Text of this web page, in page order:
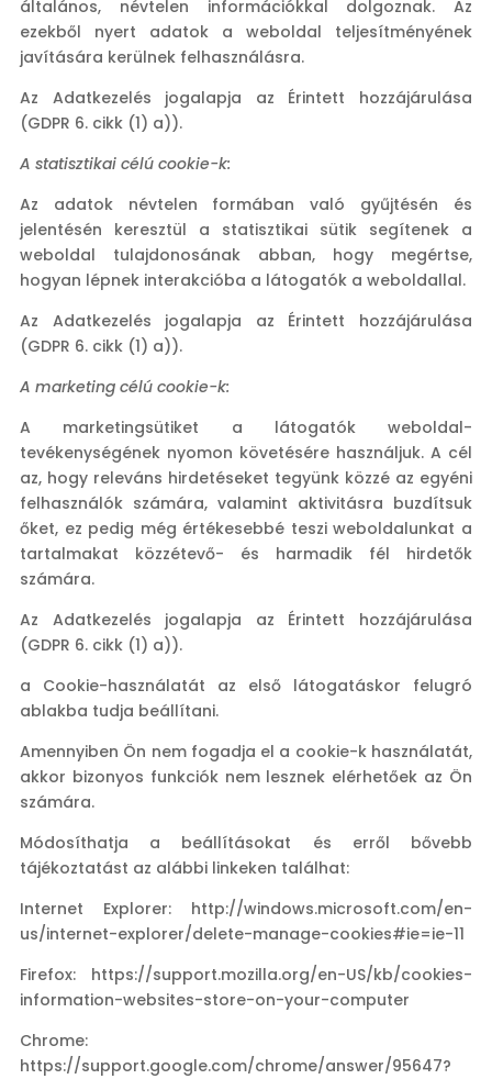
általános, névtelen információkkal dolgoznak. Az
ezekből nyert adatok a weboldal teljesítményének
javítására kerülnek felhasználásra.
Az Adatkezelés jogalapja az Érintett hozzájárulása
(GDPR 6. cikk (1) a)).
A statisztikai célú cookie-k:
Az adatok névtelen formában való gyűjtésén és
jelentésén keresztül a statisztikai sütik segítenek a
weboldal tulajdonosának abban, hogy megértse,
hogyan lépnek interakcióba a látogatók a weboldallal.
Az Adatkezelés jogalapja az Érintett hozzájárulása
(GDPR 6. cikk (1) a)).
A marketing célú cookie-k:
A marketingsütiket a látogatók weboldal-
tevékenységének nyomon követésére használjuk. A cél
az, hogy releváns hirdetéseket tegyünk közzé az egyéni
felhasználók számára, valamint aktivitásra buzdítsuk
őket, ez pedig még értékesebbé teszi weboldalunkat a
tartalmakat közzétevő- és harmadik fél hirdetők
számára.
Az Adatkezelés jogalapja az Érintett hozzájárulása
(GDPR 6. cikk (1) a)).
a Cookie-használatát az első látogatáskor felugró
ablakba tudja beállítani.
Amennyiben Ön nem fogadja el a cookie-k használatát,
akkor bizonyos funkciók nem lesznek elérhetőek az Ön
számára.
Módosíthatja a beállításokat és erről bővebb
tájékoztatást az alábbi linkeken találhat:
Internet Explorer: http://windows.microsoft.com/en-
us/internet-explorer/delete-manage-cookies#ie=ie-11
Firefox: https://support.mozilla.org/en-US/kb/cookies-
information-websites-store-on-your-computer
Chrome:
https://support.google.com/chrome/answer/95647?